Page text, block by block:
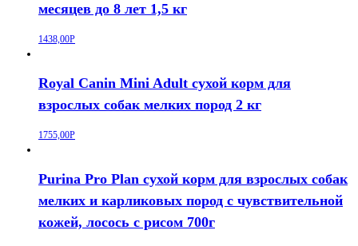
месяцев до 8 лет 1,5 кг
1438,00Р
Royal Canin Mini Adult сухой корм для
взрослых собак мелких пород 2 кг
1755,00Р
Purina Pro Plan сухой корм для взрослых собак
мелких и карликовых пород с чувствительной
кожей, лосось с рисом 700г